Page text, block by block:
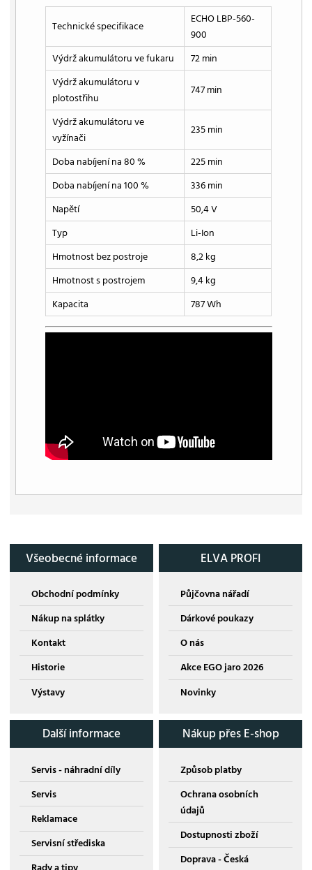
Technické specifikace
ECHO LBP-560-
900
Výdrž akumulátoru ve fukaru
72 min
Výdrž akumulátoru v
plotostřihu
747 min
Výdrž akumulátoru ve
vyžínači
235 min
Doba nabíjení na 80 %
225 min
Doba nabíjení na 100 %
336 min
Napětí
50,4 V
Typ
Li-Ion
Hmotnost bez postroje
8,2 kg
Hmotnost s postrojem
9,4 kg
Kapacita
787 Wh
Všeobecné informace
Obchodní podmínky
Nákup na splátky
Kontakt
Historie
Výstavy
ELVA PROFI
Půjčovna nářadí
Dárkové poukazy
O nás
Akce EGO jaro 2026
Novinky
Další informace
Servis - náhradní díly
Servis
Reklamace
Servisní střediska
Nákup přes E-shop
Způsob platby
Ochrana osobních
údajů
Dostupnosti zboží
Doprava - Česká